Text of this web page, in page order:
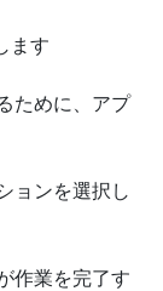
ます
ために、アプ
ョンを選択し
作業を完了す